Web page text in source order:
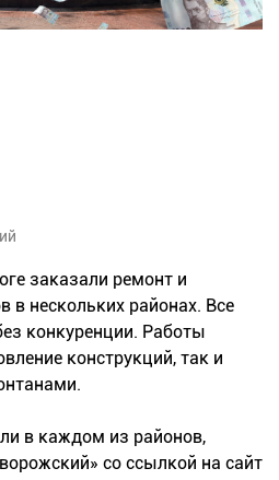
заказали ремонт и
в нескольких районах. Все
конкуренции. Работы
конструкций, так и
в каждом из районов,
со ссылкой на сайт